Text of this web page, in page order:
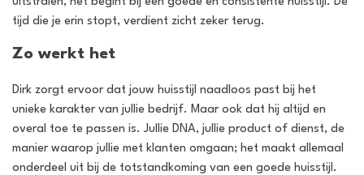
tijd die je erin stopt, verdient zicht zeker terug.
Zo werkt het
Dirk zorgt ervoor dat jouw huisstijl naadloos past bij het
unieke karakter van jullie bedrijf. Maar ook dat hij altijd en
overal toe te passen is. Jullie DNA, jullie product of dienst, de
manier waarop jullie met klanten omgaan; het maakt allemaal
onderdeel uit bij de totstandkoming van een goede huisstijl.